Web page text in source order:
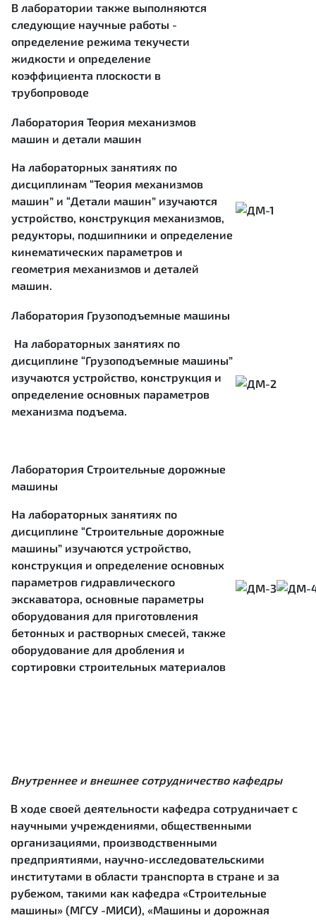
В лаборатории также выполняются
следующие научные работы -
определение режима текучести
жидкости и определение
коэффициента плоскости в
трубопроводе
Лаборатория Теория механизмов
машин и детали машин
На лабораторных занятиях по
дисциплинам “Теория механизмов
машин” и “Детали машин” изучаются
устройство, конструкция механизмов,
редукторы, подшипники и определение
кинематических параметров и
геометрия механизмов и деталей
машин.
Лаборатория Грузоподъемные машины
На лабораторных занятиях по
дисциплине “Грузоподъемные машины”
изучаются устройство, конструкция и
определение основных параметров
механизма подъема.
Лаборатория Строительные дорожные
машины
На лабораторных занятиях по
дисциплине “Строительные дорожные
машины” изучаются устройство,
конструкция и определение основных
параметров гидравлического
экскаватора, основные параметры
оборудования для приготовления
бетонных и растворных смесей, также
оборудование для дробления и
сортировки строительных материалов
Внутреннее и внешнее сотрудничество кафедры
В ходе своей деятельности кафедра сотрудничает с
научными учреждениями, общественными
организациями, производственными
предприятиями, научно-исследовательскими
институтами в области транспорта в стране и за
рубежом, такими как кафедра «Строительные
машины» (МГСУ -МИСИ), «Машины и дорожная